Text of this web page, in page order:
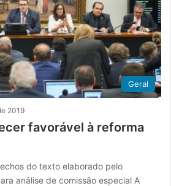
Geral
2019
favorável à reforma
do texto elaborado pelo
análise de comissão especial A